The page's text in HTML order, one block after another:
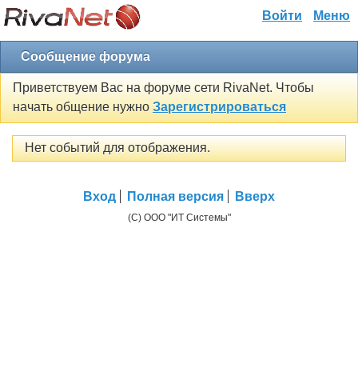
Войти Меню
Сообщение форума
Приветствуем Вас на форуме сети RivaNet. Чтобы
начать общение нужно Зарегистрироваться
Нет событий для отображения.
Вход Полная версия Вверх
(C) ООО "ИТ Системы"